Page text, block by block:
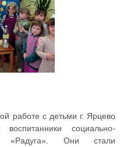
работе с детьми г. Ярцево
социально-
«Радуга». Они стали